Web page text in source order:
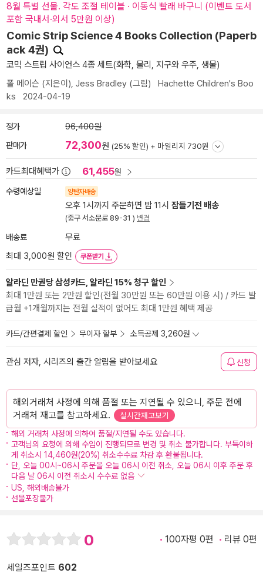
8월 특별 선물. 각도 조절 테이블 · 이동식 빨래 바구니 (이벤트 도서
포함 국내서·외서 5만원 이상)
Comic Strip Science 4 Books Collection (Paperb
ack 4권)
코믹 스트립 사이언스 4종 세트(화학, 물리, 지구와 우주, 생물)
폴 메이슨 (지은이), Jess Bradley (그림) Hachette Children's Boo
ks 2024-04-19
정가 96,400원
판매가 72,300원 (25% 할인) + 마일리지 730원
카드최대혜택가 61,455원
수령예상일 양탄자배송
오후 1시까지 주문하면 밤 11시 잠들기전 배송
(중구 서소문로 89-31 ) 변경
배송료
무료
최대 3,000원 할인
쿠폰받기
알라딘 만권당 삼성카드, 알라딘 15% 청구 할인
최대 1만원 또는 2만원 할인(전월 30만원 또는 60만원 이용 시) / 카드 발
급월 +1개월까지는 전월 실적이 없어도 최대 1만원 혜택 제공
카드/간편결제 할인 무이자 할부 소득공제 3,260원
관심 저자, 시리즈의 출간 알림을 받아보세요 신청
해외거래처 사정에 의해 품절 또는 지연될 수 있으니, 주문 전에
거래처 재고를 참고하세요.
실시간재고보기
해외 거래처 사정에 의하여 품절/지연될 수도 있습니다.
고객님의 요청에 의해 수입이 진행되므로 변경 및 취소 불가합니다. 부득이하
게 취소시 14,460원(20%) 취소수수료 차감 후 환불됩니다.
단, 오늘 00시~06시 주문을 오늘 06시 이전 취소, 오늘 06시 이후 주문 후
다음 날 06시 이전 취소시 수수료 없음
US, 해외배송불가
선물포장불가
0 100자평 0편 리뷰 0편
세일즈포인트 602